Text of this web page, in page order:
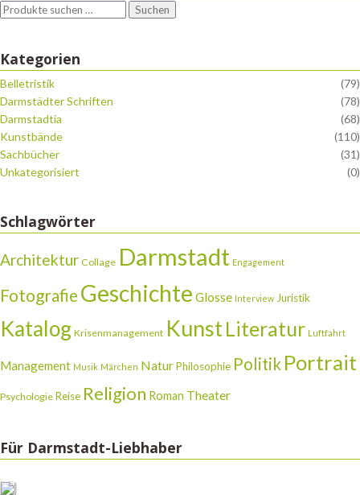
Suchen
Kategorien
Belletristik
(79)
Darmstädter Schriften
(78)
Darmstadtia
(68)
Kunstbände
(110)
Sachbücher
(31)
Unkategorisiert
(0)
Schlagwörter
Architektur Collage Darmstadt Engagement
Fotografie Geschichte Glosse Interview Juristik
Katalog Krisenmanagement KunstLiteratur Luftfahrt
Management Musik Märchen NaturPhilosophie Politik Portrait
Psychologie Reise Religion Roman Theater
Für Darmstadt-Liebhaber